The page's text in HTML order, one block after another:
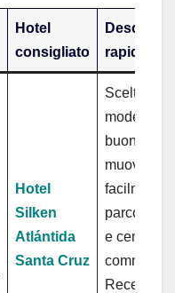
Hotel
consigliato
rapida
Hotel
Silken
Atlántida
Santa Cruz
Scelta
moderna,
buona se
muoverti
facilmente
parco,
e centro